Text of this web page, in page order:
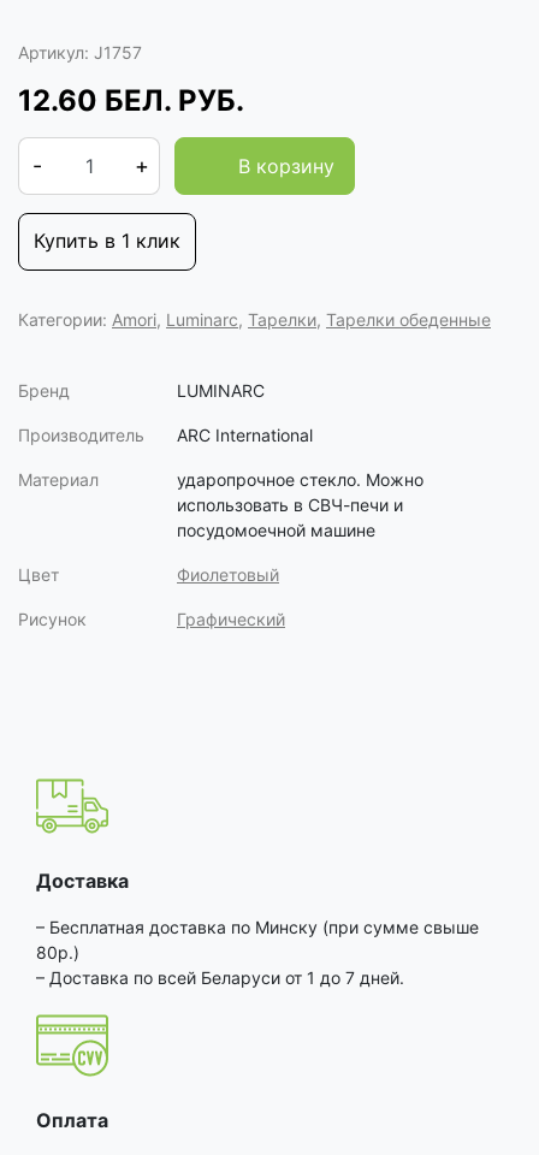
Артикул: J1757
12.60 БЕЛ. РУБ.
- + В корзину
Купить в 1 клик
Категории: Amori, Luminarc, Тарелки, Тарелки обеденные
Бренд LUMINARC
Производитель ARC International
Материал
ударопрочное стекло. Можно
использовать в СВЧ-печи и
посудомоечной машине
Цвет Фиолетовый
Рисунок Графический
Доставка
– Бесплатная доставка по Минску (при сумме свыше
80р.)
– Доставка по всей Беларуси от 1 до 7 дней.
Оплата